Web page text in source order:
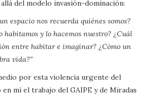
del modelo invasión-dominación:
espacio nos recuerda quiénes somos?
habitamos y lo hacemos nuestro? ¿Cuál
entre habitar e imaginar? ¿Cómo un
vida?”
por esta violencia urgente del
mí el trabajo del GAIPE y de Miradas